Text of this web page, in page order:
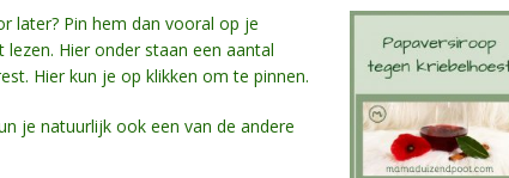
later? Pin hem dan vooral op je
Hier onder staan een aantal
Hier kun je op klikken om te pinnen.
je natuurlijk ook een van de andere